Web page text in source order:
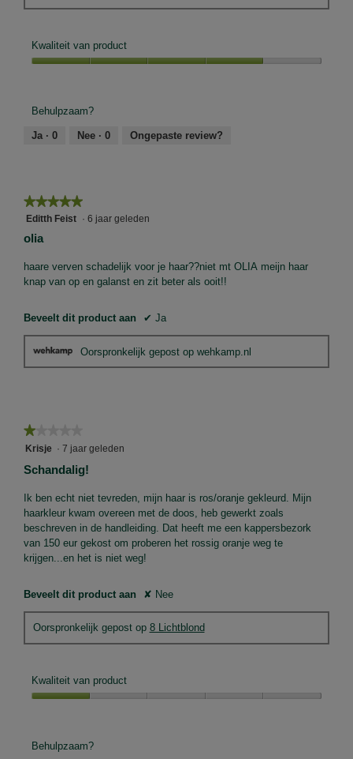
Kwaliteit van product
4
van
Behulpzaam?
Ja · 0 Nee · 0 Ongepaste review?
★★★★★
★★★★★
5
sterren.
Editth Feist · 6 jaar geleden
olia
haare verven schadelijk voor je haar??niet mt OLIA meijn haar
knap van op en galanst en zit beter als ooit!!
Beveelt dit product aan ✔ Ja
Oorspronkelijk gepost op wehkamp.nl
★★★★★
★★★★★
1
5
Krisje · 7 jaar geleden
Schandalig!
Ik ben echt niet tevreden, mijn haar is ros/oranje gekleurd. Mijn
haarkleur kwam overeen met de doos, heb gewerkt zoals
beschreven in de handleiding. Dat heeft me een kappersbezork
van 150 eur gekost om proberen het rossig oranje weg te
krijgen...en het is niet weg!
Beveelt dit product aan ✘ Nee
Oorspronkelijk gepost op 8 Lichtblond
Kwaliteit van product
1Behulpzaam?